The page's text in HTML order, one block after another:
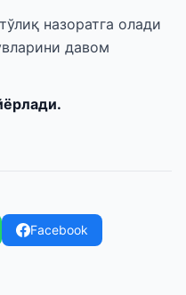
назоратга олади
давом
Facebook